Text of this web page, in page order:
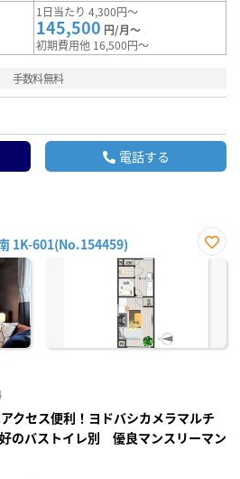
1日当たり 4,300円～
145,500 円/月～
初期費用他 16,500円～
手数料無料
電話する
1K-601(No.154459)
お気
クセス便利！ヨドバシカメラマルチ
のバストイレ別 優良マンスリーマン